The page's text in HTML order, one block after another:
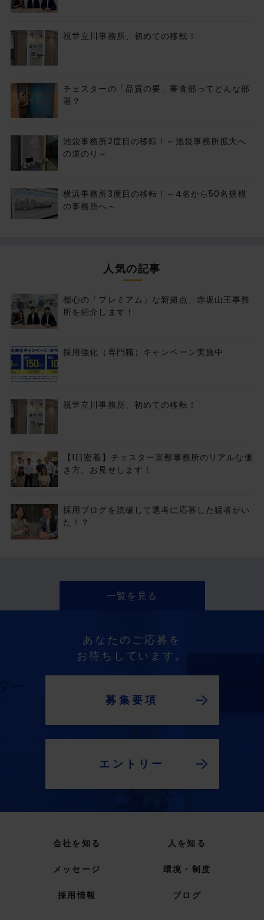
祝🎊立川事務所、初めての移転！
チェスターの「品質の要」審査部ってどんな部
署？
池袋事務所2度目の移転！～池袋事務所拡大へ
の道のり～
横浜事務所3度目の移転！～4名から50名規模
の事務所へ～
人気の記事
都心の「プレミアム」な新拠点、赤坂山王事務
所を紹介します！
採用強化（専門職）キャンペーン実施中
祝🎊立川事務所、初めての移転！
【1日密着】チェスター京都事務所のリアルな働
き方、お見せします！
採用ブログを読破して選考に応募した猛者がい
た！？
一覧を見る
あなたのご応募を
お待ちしています。
募集要項
エントリー
会社を知る 人を知る
メッセージ 環境・制度
採用情報 ブログ